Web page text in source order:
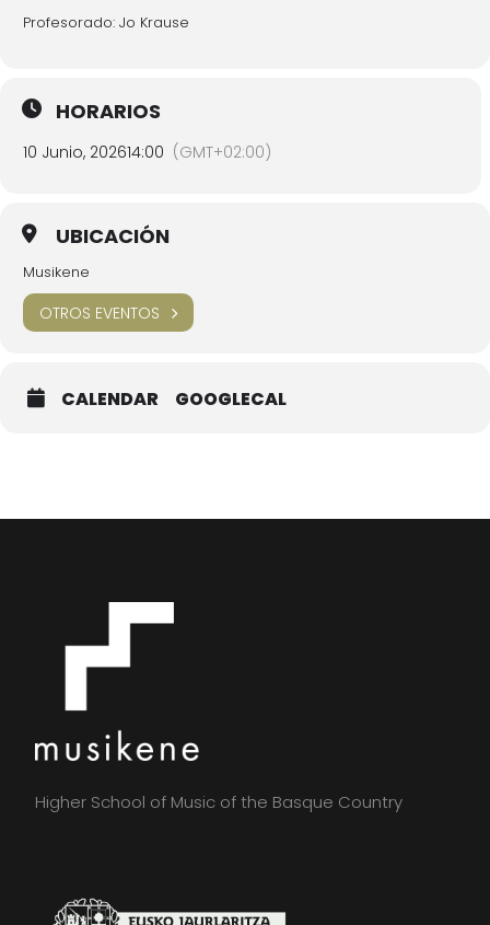
Profesorado: Jo Krause
HORARIOS
10 Junio, 202614:00 (GMT+02:00)
UBICACIÓN
Musikene
OTROS EVENTOS
CALENDAR GOOGLECAL
Higher School of Music of the Basque Country